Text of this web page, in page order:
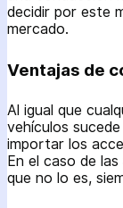
decidir por este
mercado.
Ventajas de
Al igual que
vehículos
importar los
En el caso de las
que no lo es,